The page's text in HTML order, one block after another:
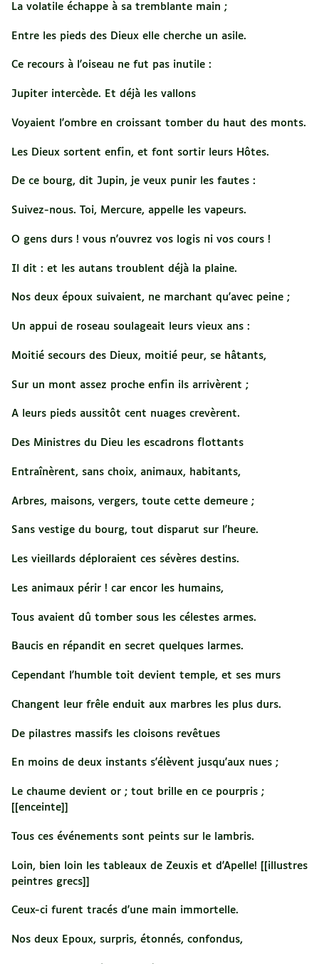
La volatile échappe à sa tremblante main ;
Entre les pieds des Dieux elle cherche un asile.
Ce recours à l'oiseau ne fut pas inutile :
Jupiter intercède. Et déjà les vallons
Voyaient l'ombre en croissant tomber du haut des monts.
Les Dieux sortent enfin, et font sortir leurs Hôtes.
De ce bourg, dit Jupin, je veux punir les fautes :
Suivez-nous. Toi, Mercure, appelle les vapeurs.
O gens durs ! vous n'ouvrez vos logis ni vos cours !
Il dit : et les autans troublent déjà la plaine.
Nos deux époux suivaient, ne marchant qu'avec peine ;
Un appui de roseau soulageait leurs vieux ans :
Moitié secours des Dieux, moitié peur, se hâtants,
Sur un mont assez proche enfin ils arrivèrent ;
A leurs pieds aussitôt cent nuages crevèrent.
Des Ministres du Dieu les escadrons flottants
Entraînèrent, sans choix, animaux, habitants,
Arbres, maisons, vergers, toute cette demeure ;
Sans vestige du bourg, tout disparut sur l'heure.
Les vieillards déploraient ces sévères destins.
Les animaux périr ! car encor les humains,
Tous avaient dû tomber sous les célestes armes.
Baucis en répandit en secret quelques larmes.
Cependant l'humble toit devient temple, et ses murs
Changent leur frêle enduit aux marbres les plus durs.
De pilastres massifs les cloisons revêtues
En moins de deux instants s'élèvent jusqu'aux nues ;
Le chaume devient or ; tout brille en ce pourpris ;
[[enceinte]]
Tous ces événements sont peints sur le lambris.
Loin, bien loin les tableaux de Zeuxis et d'Apelle! [[illustres
peintres grecs]]
Ceux-ci furent tracés d'une main immortelle.
Nos deux Epoux, surpris, étonnés, confondus,